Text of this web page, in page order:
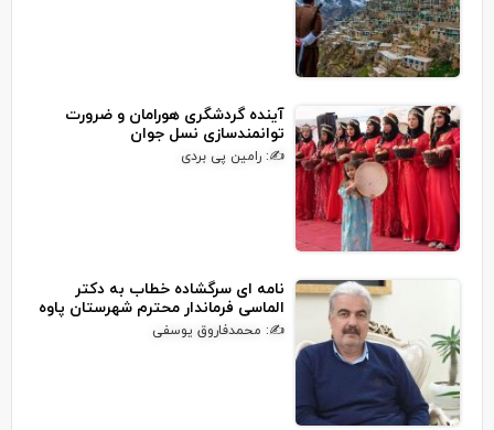
آینده گردشگری هورامان و ضرورت
توانمندسازی نسل جوان
✍: رامین پی بردی
نامه ای سرگشاده خطاب به دکتر
الماسی فرماندار محترم شهرستان پاوه
✍: محمدفاروق یوسفی